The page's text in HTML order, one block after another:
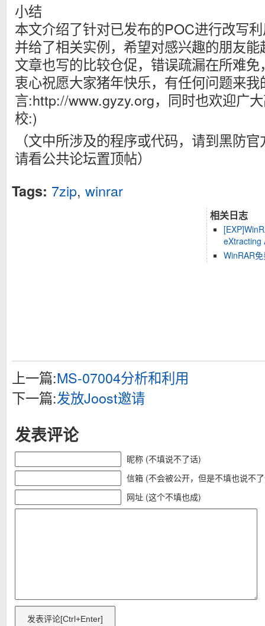
小结
本文介绍了针对已发布的POC进行改写
并给了相关实例，希望对感兴趣的朋友
文章也写的比较仓促，错误疏漏在所难
衷心祝愿大家猪年快乐，有任何问题来我
言:http://www.gyzy.org，同时也欢迎广
校:)
（文中所涉及的程序或代码，请到黑防
请看公共论坛置顶帖）
Tags: 7zip, winrar
相关日志
eXtracting
WinRAR
上一篇:MS-07004分析和利用
下一篇:发放Joost邀请
发表评论
昵称 (不填说不了话)
信箱 (不会被公开，但是不填也说不
网址 (这个不填也成)